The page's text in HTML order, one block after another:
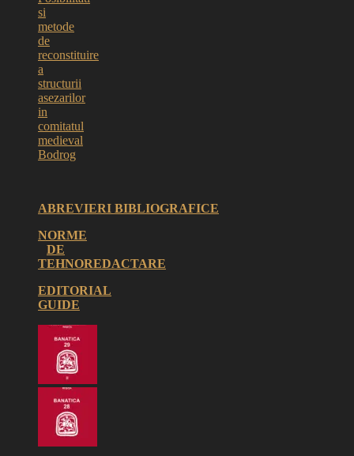
si
metode
de
reconstituire
a
structurii
asezarilor
in
comitatul
medieval
Bodrog
ABREVIERI BIBLIOGRAFICE
NORME
DE
TEHNOREDACTARE
EDITORIAL
GUIDE